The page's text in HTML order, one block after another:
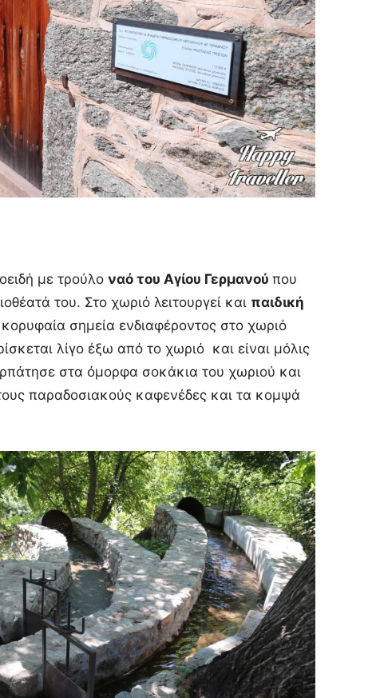
με τρούλο ναό του Αγίου Γερμανού που
του. Στο χωριό λειτουργεί και παιδική
σημεία ενδιαφέροντος στο χωριό
λίγο έξω από το χωριό και είναι μόλις
στα όμορφα σοκάκια του χωριού και
παραδοσιακούς καφενέδες και τα κομψά